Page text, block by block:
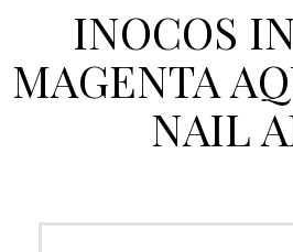
INOCOS
MAGENTA
NAIL